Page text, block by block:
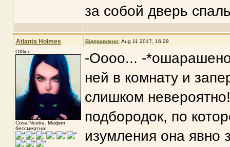
за собой дверь
Atlanta Holmes Відправлено: Aug 11 2017, 16:29
Offline
Cosa Nostra. Мафия
бессмертна!
-Оооо... -
ней в комнату и
слишком
подбородок, по
изумления она явно